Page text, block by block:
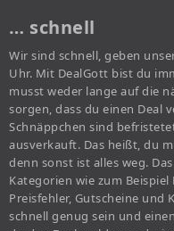
… schnell
Wir sind schnell, geben
Uhr. Mit DealGott bist du
musst weder lange auf die
sorgen, dass du einen Deal
Schnäppchen sind
ausverkauft. Das heißt, du
denn sonst ist alles weg.
Kategorien wie zum
Preisfehler, Gutscheine und
schnell genug sein und